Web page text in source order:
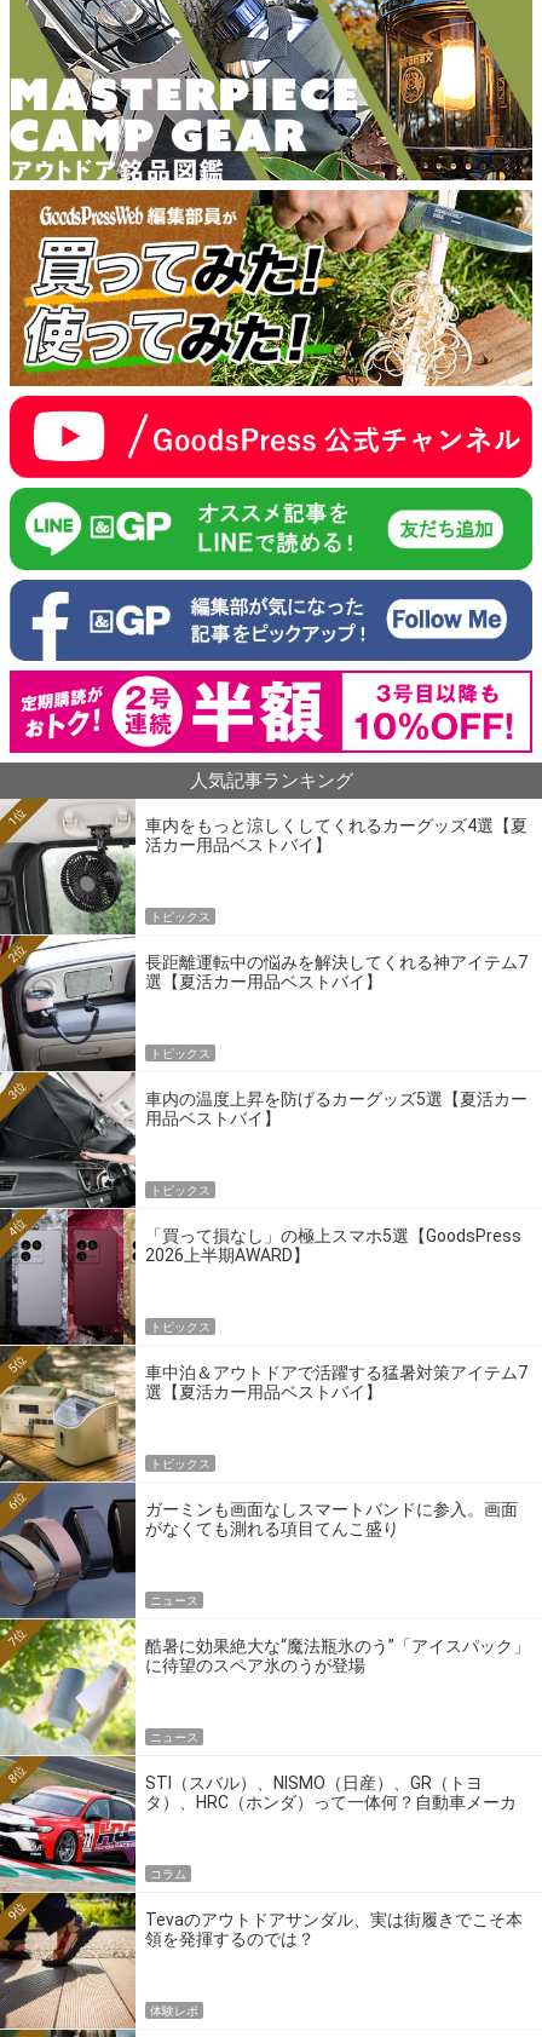
人気記事ランキング
車内をもっと涼しくしてくれるカーグッズ4選【夏
活カー用品ベストバイ】
1位
トピックス
長距離運転中の悩みを解決してくれる神アイテム7
選【夏活カー用品ベストバイ】
2位
トピックス
車内の温度上昇を防げるカーグッズ5選【夏活カー
用品ベストバイ】
3位
トピックス
「買って損なし」の極上スマホ5選【GoodsPress
2026上半期AWARD】
4位
トピックス
車中泊＆アウトドアで活躍する猛暑対策アイテム7
選【夏活カー用品ベストバイ】
5位
トピックス
ガーミンも画面なしスマートバンドに参入。画面
がなくても測れる項目てんこ盛り
6位
ニュース
酷暑に効果絶大な“魔法瓶氷のう”「アイスパック」
に待望のスペア氷のうが登場
7位
ニュース
STI（スバル）、NISMO（日産）、GR（トヨ
タ）、HRC（ホンダ）って一体何？自動車メーカ
8位
コラム
Tevaのアウトドアサンダル、実は街履きでこそ本
領を発揮するのでは？
9位
体験レポ